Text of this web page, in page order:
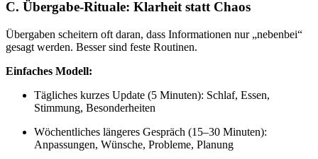
C. Übergabe-Rituale: Klarheit statt Chaos
Übergaben scheitern oft daran, dass Informationen nur „nebenbei“
gesagt werden. Besser sind feste Routinen.
Einfaches Modell:
Tägliches kurzes Update (5 Minuten): Schlaf, Essen,
Stimmung, Besonderheiten
Wöchentliches längeres Gespräch (15–30 Minuten):
Anpassungen, Wünsche, Probleme, Planung